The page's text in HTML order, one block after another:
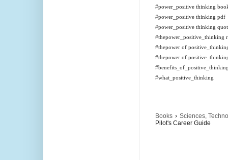
#power_positive thinking
#power_positive thinking pdf
#power_positive thinking
#thepower_positive_thinking
#thepower of
#thepower of
#what_positive_thinking
Books › Sciences,
Pilot's Career Guide